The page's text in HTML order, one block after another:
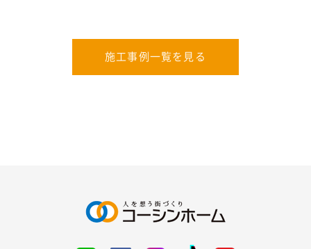
施工事例一覧を見る